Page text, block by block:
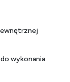
wykonania